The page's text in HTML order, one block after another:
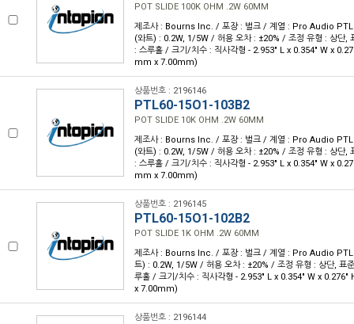
POT SLIDE 100K OHM .2W 60MM
제조사 : Bourns Inc. / 포장 : 벌크 / 계열 : Pro Audio
(와트) : 0.2W, 1/5W / 허용 오차 : ±20% / 조정 유형 : 상단,
: 스루홀 / 크기/치수 : 직사각형 - 2.953" L x 0.354" W x
mm x 7.00mm)
상품번호 : 2196146
PTL60-15O1-103B2
POT SLIDE 10K OHM .2W 60MM
제조사 : Bourns Inc. / 포장 : 벌크 / 계열 : Pro Audio
(와트) : 0.2W, 1/5W / 허용 오차 : ±20% / 조정 유형 : 상단,
: 스루홀 / 크기/치수 : 직사각형 - 2.953" L x 0.354" W x
mm x 7.00mm)
상품번호 : 2196145
PTL60-15O1-102B2
POT SLIDE 1K OHM .2W 60MM
제조사 : Bourns Inc. / 포장 : 벌크 / 계열 : Pro Audio
트) : 0.2W, 1/5W / 허용 오차 : ±20% / 조정 유형 : 상단, 표
루홀 / 크기/치수 : 직사각형 - 2.953" L x 0.354" W x
x 7.00mm)
상품번호 : 2196144